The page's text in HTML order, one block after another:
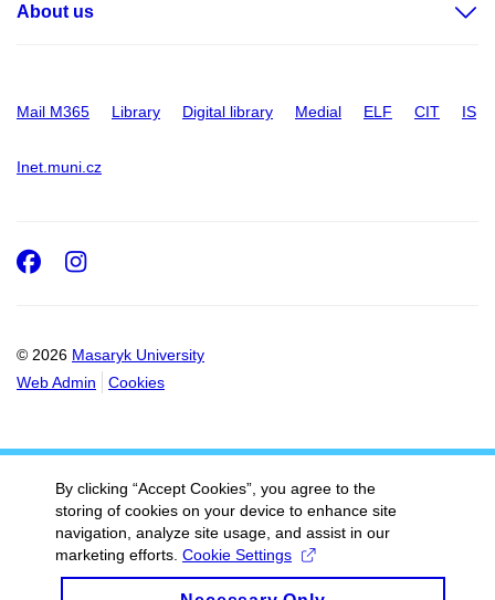
About us
Mail M365 Library Digital library Medial ELF CIT IS
Inet.muni.cz
© 2026 Masaryk University
Web Admin
Cookies
Facebook
Instagram
By clicking “Accept Cookies”, you agree to the
storing of cookies on your device to enhance site
navigation, analyze site usage, and assist in our
marketing efforts. Cookie Settings